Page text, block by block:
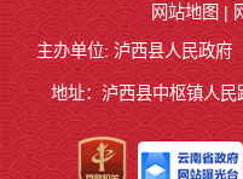
网站地图 |
主办单位: 泸西县人民政府
地址：泸西县中枢镇人民